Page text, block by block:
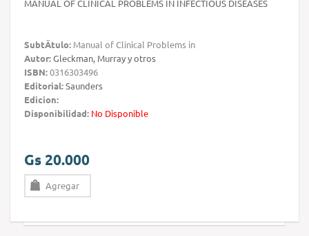
MANUAL OF CLINICAL PROBLEMS IN INFECTIOUS DISEASES
SubtÃ­tulo: Manual of Clinical Problems in
Autor:Gleckman, Murray y otros
ISBN:0316303496
Editorial:Saunders
Edicion:
Disponibilidad: No Disponible
Gs 20.000
Agregar